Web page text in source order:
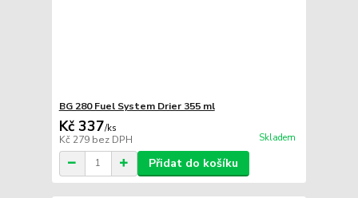
BG 280 Fuel System Drier 355 ml
Kč 337/ks
Kč 279 bez DPH Skladem
Přidat do košíku